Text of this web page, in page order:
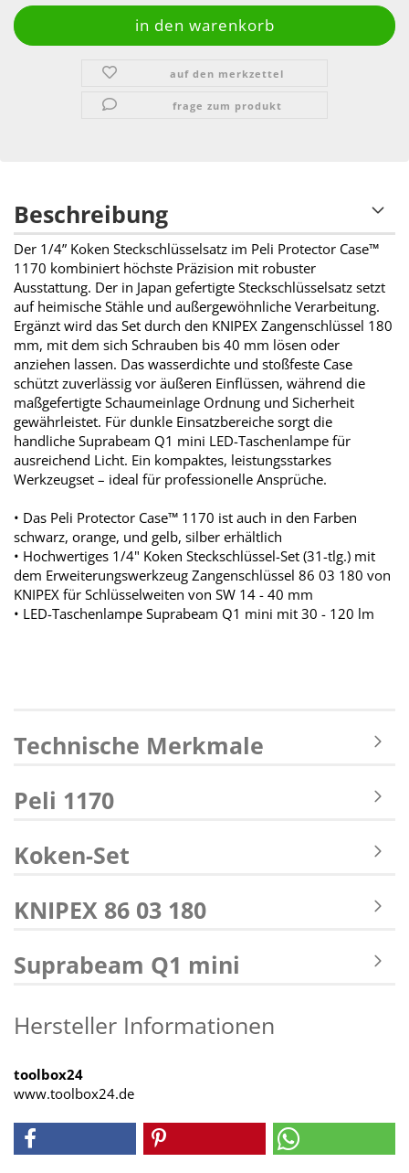
auf den merkzettel
frage zum produkt
Beschreibung
Der 1/4” Koken Steckschlüsselsatz im Peli Protector Case™
1170 kombiniert höchste Präzision mit robuster
Ausstattung. Der in Japan gefertigte Steckschlüsselsatz setzt
auf heimische Stähle und außergewöhnliche Verarbeitung.
Ergänzt wird das Set durch den KNIPEX Zangenschlüssel 180
mm, mit dem sich Schrauben bis 40 mm lösen oder
anziehen lassen. Das wasserdichte und stoßfeste Case
schützt zuverlässig vor äußeren Einflüssen, während die
maßgefertigte Schaumeinlage Ordnung und Sicherheit
gewährleistet. Für dunkle Einsatzbereiche sorgt die
handliche Suprabeam Q1 mini LED-Taschenlampe für
ausreichend Licht. Ein kompaktes, leistungsstarkes
Werkzeugset – ideal für professionelle Ansprüche.
• Das Peli Protector Case™ 1170 ist auch in den Farben
schwarz, orange, und gelb, silber erhältlich
• Hochwertiges 1/4" Koken Steckschlüssel-Set (31-tlg.) mit
dem Erweiterungswerkzeug Zangenschlüssel 86 03 180 von
KNIPEX für Schlüsselweiten von SW 14 - 40 mm
• LED-Taschenlampe Suprabeam Q1 mini mit 30 - 120 lm
Technische Merkmale
Peli 1170
Koken-Set
KNIPEX 86 03 180
Suprabeam Q1 mini
Hersteller Informationen
toolbox24
www.toolbox24.de